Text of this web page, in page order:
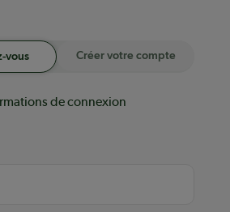
vous Créer votre compte
de connexion